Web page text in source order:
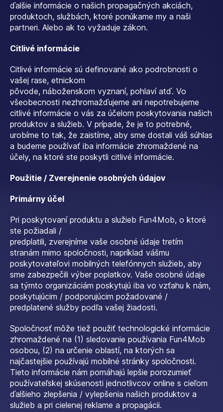
ďalšie informácie o našich propagačných akciách,
produktoch, službách, ktoré ponúkame my a naši
partneri. Alebo ak to vyžaduje zákon.
Citlivé informácie
Citlivé informácie sú definované ako podrobnosti o
vašej rase, etnickom
pôvode, náboženskom vyznaní, pohlaví atď. Vo
všeobecnosti nezhromažďujeme ani nepotrebujeme
citlivé informácie o vás za účelom poskytovania našich
produktov a služieb. V prípade, že je to potrebné,
urobíme to tak, že zaistíme, aby sme dostali váš súhlas
a budeme používať iba informácie zhromaždené na
účely, na ktoré ste poskytli citlivé informácie.
Použitie / Zverejnenie osobných údajov
Primárny účel
Pri poskytovaní produktu a služieb Fun4Mob, o ktoré
ste požiadali /
predplatili, zverejníme vaše osobné údaje tretím
stranám mimo spoločnosti, napríklad vášmu
poskytovateľovi mobilných telefónnych služieb, aby
sme zabezpečili výber poplatkov. Vaše osobné údaje
sa týmto organizáciám poskytujú iba vo vzťahu k nám,
poskytujúcim / podporujúcim požadované /
predplatené služby podľa vašej žiadosti.
Spoločnosť môže tiež použiť technologické informácie
zhromaždené na (1) sledovanie používania Fun4Mob
osobou, (2) na určenie oblastí, na ktorých sa
najčastejšie používajú mobilné stránky spoločnosti.
Tieto informácie nám pomáhajú lepšie porozumieť
používateľskej skúsenosti jednotlivcov online s cieľom
ďalšieho zlepšenia / vylepšenia našich produktov a
služieb a pri cielenej reklame a propagácii.